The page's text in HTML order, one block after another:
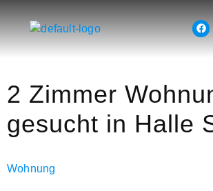
2 Zimmer
gesucht in Halle
Wohnung